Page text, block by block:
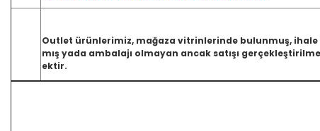
Outlet ürünlerimiz, mağaza vitrinlerinde bulunmuş, ihale
mış yada ambalajı olmayan ancak satışı
ektir.